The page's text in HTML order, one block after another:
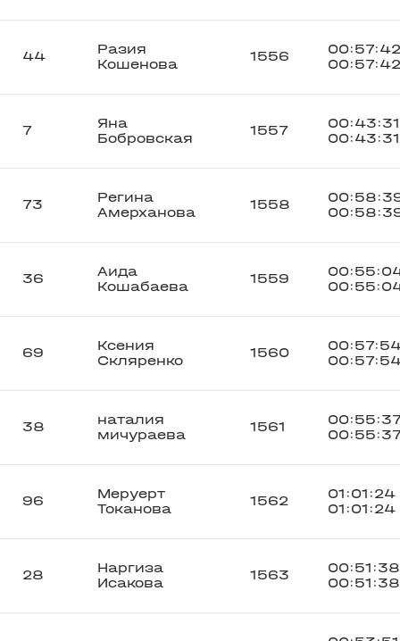
44
Разия
Кошенова
1556
00:57:42
00:57:42
7
Яна
Бобровская
1557
00:43:31
00:43:31
73
Регина
Амерханова
1558
36
Аида
Кошабаева
1559
69
Ксения
Скляренко
1560
38
наталия
мичураева
1561
96
Меруерт
Токанова
1562
01:01:24
01:01:24
28
Наргиза
Исакова
1563
00:51:38
00:51:38